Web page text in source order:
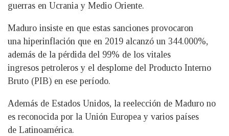
guerras en Ucrania y Medio Oriente.
Maduro insiste en que estas sanciones provocaron
una hiperinflación que en 2019 alcanzó un 344.000%,
además de la pérdida del 99% de los vitales
ingresos petroleros y el desplome del Producto Interno
Bruto (PIB) en ese período.
Además de Estados Unidos, la reelección de Maduro no
es reconocida por la Unión Europea y varios países
de Latinoamérica.